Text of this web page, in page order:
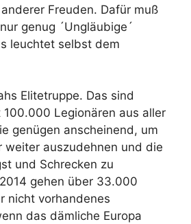
Freuden. Dafür muß
genug ´Ungläubige´
leuchtet selbst dem
Elitetruppe. Das sind
Legionären aus aller
genügen anscheinend, um
weiter auszudehnen und die
und Schrecken zu
gehen über 33.000
nicht vorhandenes
das dämliche Europa